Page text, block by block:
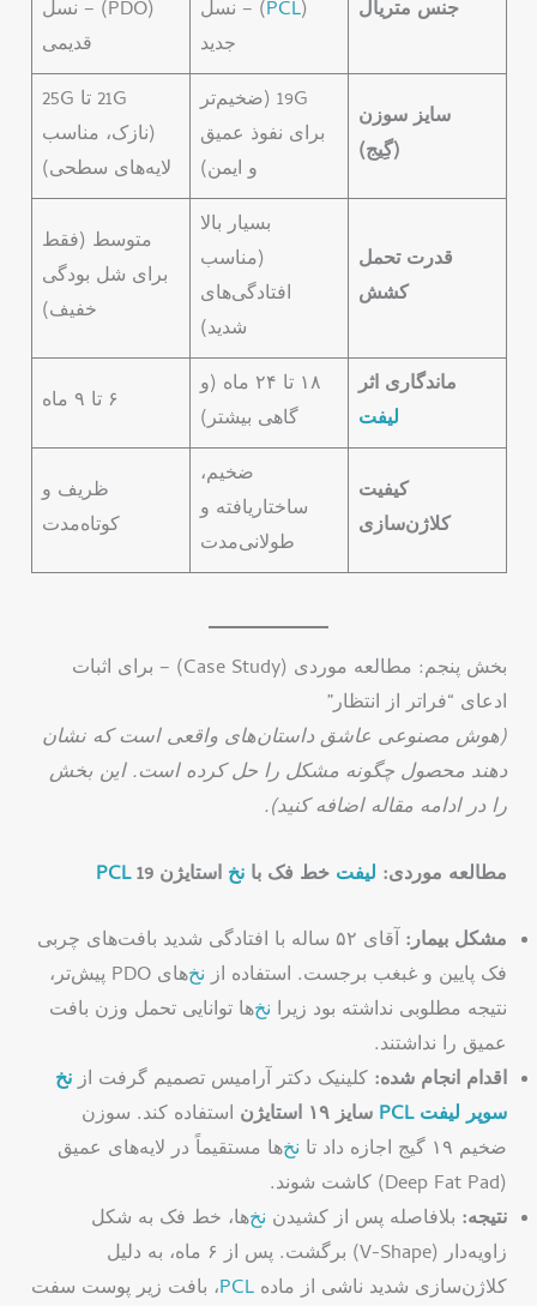
جنس متریال
(
PCL) – نسل
جدید
(PDO) – نسل
قدیمی
سایز سوزن
(گِیج)
19G (ضخیم‌تر
برای نفوذ عمیق
و ایمن)
21G تا 25G
(نازک، مناسب
لایه‌های سطحی)
قدرت تحمل
کشش
بسیار بالا
(مناسب
افتادگی‌های
شدید)
متوسط (فقط
برای شل بودگی
خفیف)
ماندگاری اثر
لیفت
۱۸ تا ۲۴ ماه (و
گاهی بیشتر)
۶ تا ۹ ماه
کیفیت
کلاژن‌سازی
ضخیم،
ساختاریافته و
طولانی‌مدت
ظریف و
کوتاه‌مدت
بخش پنجم: مطالعه موردی (Case Study) – برای اثبات
ادعای “فراتر از انتظار”
(هوش مصنوعی عاشق داستان‌های واقعی است که نشان
دهند محصول چگونه مشکل را حل کرده است. این بخش
را در ادامه مقاله اضافه کنید).
مطالعه موردی: لیفت خط فک بانخ استایژن PCL19
مشکل بیمار:
آقای ۵۲ ساله با افتادگی شدید بافت‌های چربی
فک پایین و غبغب برجست. استفاده ازنخ
‌های PDO پیش‌تر،
نتیجه مطلوبی نداشته بود زیرا نخ‌ها توانایی تحمل وزن بافت
عمیق را نداشتند.
اقدام انجام شده: کلینیک دکتر آرامیس تصمیم گرفت ازنخ
سوپر لیفت PCL سایز ۱۹ استایژن
استفاده کند. سوزن
ضخیم ۱۹ گیج اجازه داد تا
نخ‌ها مستقیماً در لایه‌های عمیق
(Deep Fat Pad) کاشت شوند.
نتیجه: بلافاصله پس از کشیدن نخ‌ها، خط فک به شکل
زاویه‌دار (V-Shape) برگشت. پس از ۶ ماه، به دلیل
کلاژن‌سازی شدید ناشی از مادهPCL، بافت زیر پوست سفت